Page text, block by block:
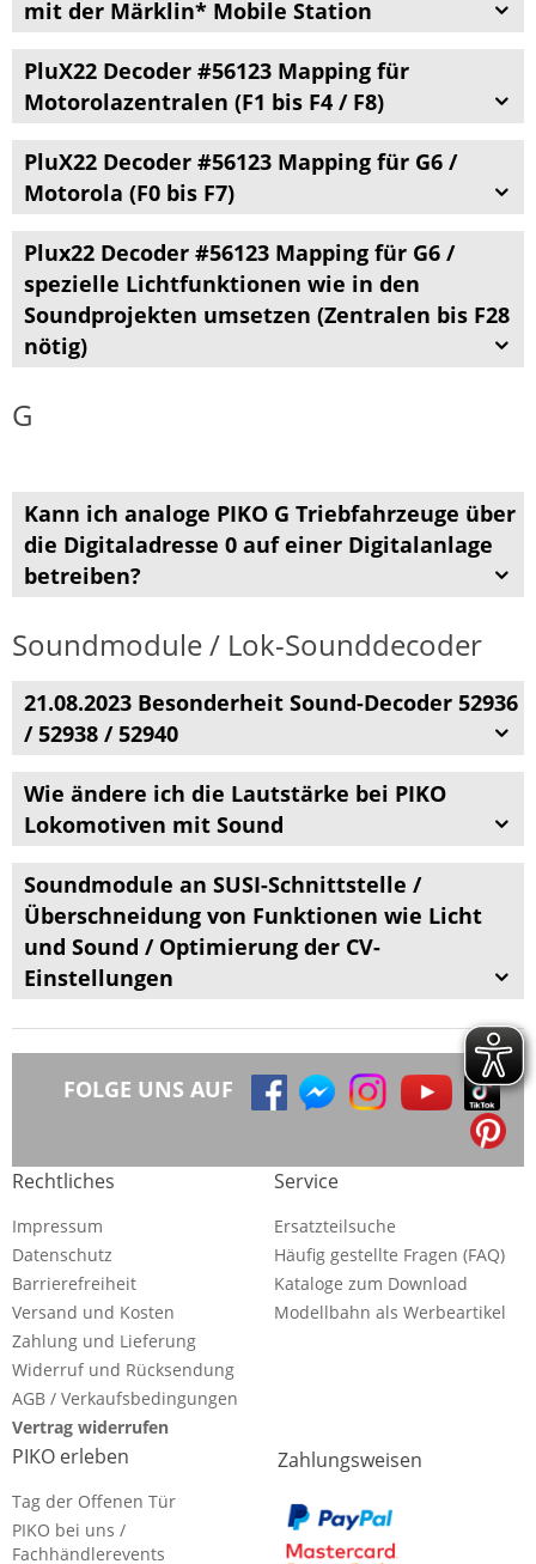
mit der Märklin* Mobile Station
PluX22 Decoder #56123 Mapping für
Motorolazentralen (F1 bis F4 / F8)
PluX22 Decoder #56123 Mapping für G6 /
Motorola (F0 bis F7)
Plux22 Decoder #56123 Mapping für G6 /
spezielle Lichtfunktionen wie in den
Soundprojekten umsetzen (Zentralen bis F28
nötig)
G
Kann ich analoge PIKO G Triebfahrzeuge über
die Digitaladresse 0 auf einer Digitalanlage
betreiben?
Soundmodule / Lok-Sounddecoder
21.08.2023 Besonderheit Sound-Decoder 52936
/ 52938 / 52940
Wie ändere ich die Lautstärke bei PIKO
Lokomotiven mit Sound
Soundmodule an SUSI-Schnittstelle /
Überschneidung von Funktionen wie Licht
und Sound / Optimierung der CV-
Einstellungen
FOLGE UNS AUF
Rechtliches
Impressum
Datenschutz
Barrierefreiheit
Versand und Kosten
Zahlung und Lieferung
Widerruf und Rücksendung
AGB / Verkaufsbedingungen
Vertrag widerrufen
Service
Ersatzteilsuche
Häufig gestellte Fragen (FAQ)
Kataloge zum Download
Modellbahn als Werbeartikel
PIKO erleben
Tag der Offenen Tür
PIKO bei uns /
Fachhändlerevents
Zahlungsweisen